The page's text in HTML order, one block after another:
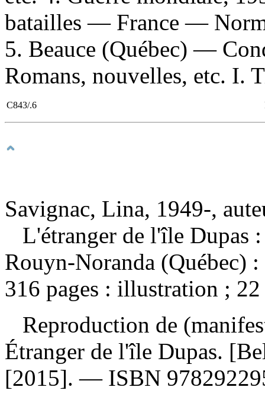
batailles — France —
5. Beauce (Québec) —
Romans, nouvelles, etc. I.
C843/.6
Savignac, Lina, 1949-,
L'étranger de l'île Dupas
Rouyn-Noranda
316 pages : illustration ;
Reproduction de
Étranger de l'île Dupas.
[2015]. — ISBN